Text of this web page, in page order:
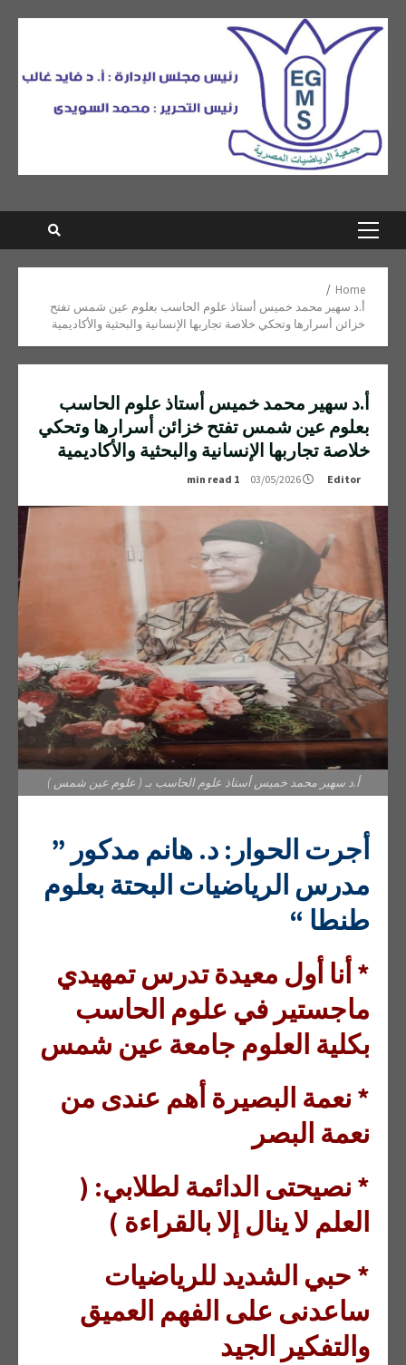
content
Primary
Home
أ.د سهير محمد خميس أستاذ علوم الحاسب بعلوم عين شمس تفتح
خزائن أسرارها وتحكي خلاصة تجاربها الإنسانية والبحثية والأكاديمية
أ.د سهير محمد خميس أستاذ علوم الحاسب
بعلوم عين شمس تفتح خزائن أسرارها وتحكي
خلاصة تجاربها الإنسانية والبحثية والأكاديمية
Editor
1 min read
أ.د سهير محمد خميس أستاذ علوم الحاسب بـ ( علوم عين شمس )
أجرت الحوار: د. هانم مدكور ”
مدرس الرياضيات البحتة بعلوم
طنطا “
* أنا أول معيدة تدرس تمهيدي
ماجستير في علوم الحاسب
بكلية العلوم جامعة عين شمس
* نعمة البصيرة أهم عندى من
نعمة البصر
* نصيحتى الدائمة لطلابي: (
العلم لا ينال إلا بالقراءة )
* حبي الشديد للرياضيات
ساعدنى على الفهم العميق
والتفكير الجيد